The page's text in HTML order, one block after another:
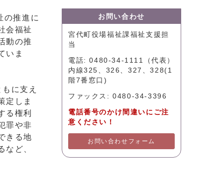
の推進に
会福祉
動の推
いま
に支え
定しま
る権利
罪や非
きる地
など、
お問い合わせ
宮代町役場福祉課福祉支援担
当
電話: 0480-34-1111（代表）
内線325、326、327、328(1
階7番窓口)
ファックス: 0480-34-3396
電話番号のかけ間違いにご注
意ください！
お問い合わせフォーム